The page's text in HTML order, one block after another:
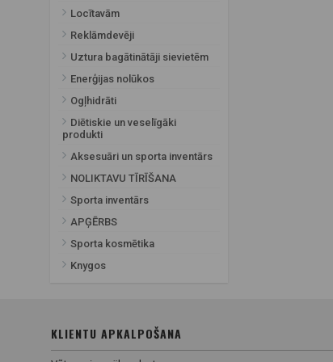
Locītavām
Reklāmdevēji
Uztura bagātinātāji sievietēm
Enerģijas nolūkos
Ogļhidrāti
Diētiskie un veselīgāki
produkti
Aksesuāri un sporta inventārs
NOLIKTAVU TĪRĪŠANA
Sporta inventārs
APĢĒRBS
Sporta kosmētika
Knygos
KLIENTU APKALPOŠANA